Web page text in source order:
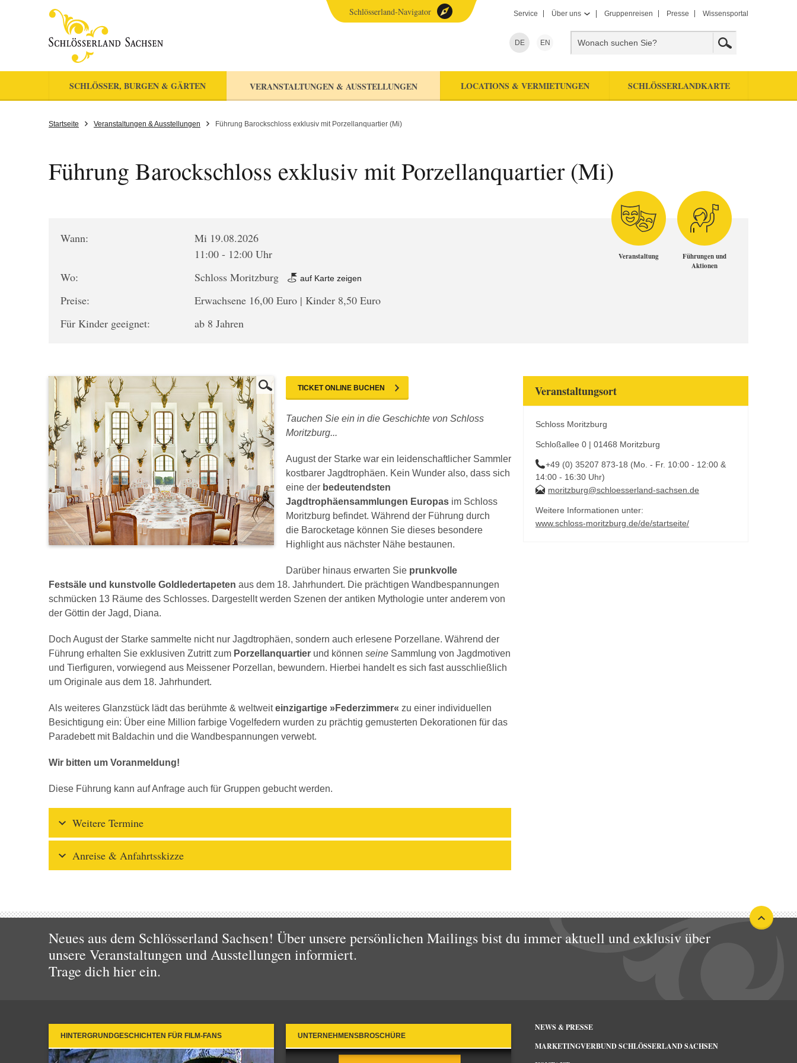
Service Über uns Gruppenreisen Presse Wissensportal
DE EN
SCHLÖSSER, BURGEN & GÄRTEN VERANSTALTUNGEN & AUSSTELLUNGEN LOCATIONS & VERMIETUNGEN SCHLÖSSERLANDKARTE
Schlösserland-Navigator
Startseite Veranstaltungen & Ausstellungen Führung Barockschloss exklusiv mit Porzellanquartier (Mi)
Führung Barockschloss exklusiv mit Porzellanquartier (Mi)
Wann:
Mi 19.08.2026
11:00 - 12:00 Uhr
Wo:
Schloss Moritzburg auf Karte zeigen
Preise:
Erwachsene 16,00 Euro | Kinder 8,50 Euro
Für Kinder geeignet:
ab 8 Jahren
Veranstaltung
Führungen und
Aktionen
TICKET ONLINE BUCHEN
Tauchen Sie ein in die Geschichte von Schloss
Moritzburg...
August der Starke war ein leidenschaftlicher Sammler
kostbarer Jagdtrophäen. Kein Wunder also, dass sich
eine der bedeutendsten
Jagdtrophäensammlungen Europas im Schloss
Moritzburg befindet. Während der Führung durch
die Barocketage können Sie dieses besondere
Highlight aus nächster Nähe bestaunen.
Darüber hinaus erwarten Sie prunkvolle
Festsäle und kunstvolle Goldledertapeten aus dem 18. Jahrhundert. Die prächtigen Wandbespannungen
schmücken 13 Räume des Schlosses. Dargestellt werden Szenen der antiken Mythologie unter anderem von
der Göttin der Jagd, Diana.
Doch August der Starke sammelte nicht nur Jagdtrophäen, sondern auch erlesene Porzellane. Während der
Führung erhalten Sie exklusiven Zutritt zum Porzellanquartier und können seine Sammlung von Jagdmotiven
und Tierfiguren, vorwiegend aus Meissener Porzellan, bewundern. Hierbei handelt es sich fast ausschließlich
um Originale aus dem 18. Jahrhundert.
Als weiteres Glanzstück lädt das berühmte & weltweiteinzigartige »Federzimmer« zu einer individuellen
Besichtigung ein: Über eine Million farbige Vogelfedern wurden zu prächtig gemusterten Dekorationen für das
Paradebett mit Baldachin und die Wandbespannungen verwebt.
Wir bitten um Voranmeldung!
Diese Führung kann auf Anfrage auch für Gruppen gebucht werden.
Weitere Termine
Anreise & Anfahrtsskizze
Veranstaltungsort
Schloss Moritzburg
Schloßallee 0 | 01468 Moritzburg
+49 (0) 35207 873-18 (Mo. - Fr. 10:00 - 12:00 &
14:00 - 16:30 Uhr)
moritzburg@schloesserland-sachsen.de
Weitere Informationen unter:
www.schloss-moritzburg.de/de/startseite/
Neues aus dem Schlösserland Sachsen! Über unsere persönlichen Mailings bist du immer aktuell und exklusiv über
unsere Veranstaltungen und Ausstellungen informiert.
Trage dich hier ein.
HINTERGRUNDGESCHICHTEN FÜR FILM-FANS UNTERNEHMENSBROSCHÜRE
NEWS & PRESSE
MARKETINGVERBUND SCHLÖSSERLAND SACHSEN